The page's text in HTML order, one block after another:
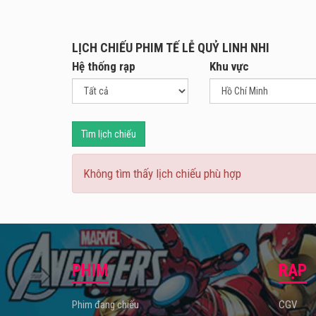
LỊCH CHIẾU PHIM TẾ LỄ QUỶ LINH NHI
Hệ thống rạp Khu vực
Tìm lịch chiếu
Không tìm thấy lịch chiếu phù hợp
PHIM
Phim đang chiếu
RẠP
CGV